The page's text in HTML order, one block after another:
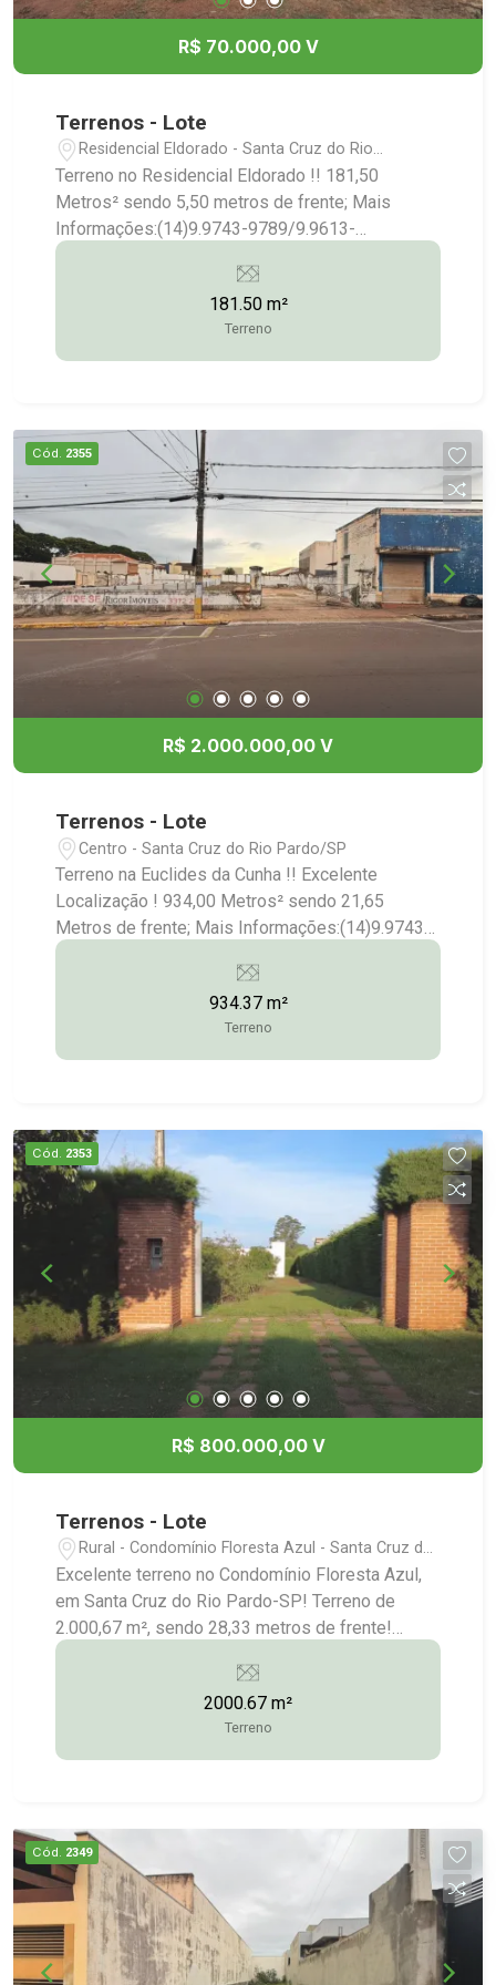
R$ 70.000,00 V
Terrenos - Lote
Residencial Eldorado - Santa Cruz do Rio
Pardo/SP
Terreno no Residencial Eldorado !! 181,50
Metros² sendo 5,50 metros de frente; Mais
Informações:(14)9.9743-9789/9.9613-
5228/3372-2528
181.50 m²
Terreno
Cód. 2355
R$ 2.000.000,00 V
Terrenos - Lote
Centro - Santa Cruz do Rio Pardo/SP
Terreno na Euclides da Cunha !! Excelente
Localização ! 934,00 Metros² sendo 21,65
Metros de frente; Mais Informações:(14)9.9743-
9789/9.9613-5228/3372-2528
934.37 m²
Terreno
Cód. 2353
R$ 800.000,00 V
Terrenos - Lote
Rural - Condomínio Floresta Azul - Santa Cruz do
Rio Pardo/SP
Excelente terreno no Condomínio Floresta Azul,
em Santa Cruz do Rio Pardo-SP! Terreno de
2.000,67 m², sendo 28,33 metros de frente!
Galpão amplo com cobertura metálica, banheiro,
instalação elétrica e hidráulica completa; Estufa
com toda estrutura para horticultura; Localização
formidável; Documentação em ordem! Aceitamos
financiamento/consórcio imobiliário! Mais
vendas@imobstatus.com.br
2000.67 m²
Terreno
Cód. 2349